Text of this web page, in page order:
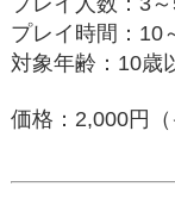
プレイ時間：10
対象年齢：10歳
価格：2,000円（